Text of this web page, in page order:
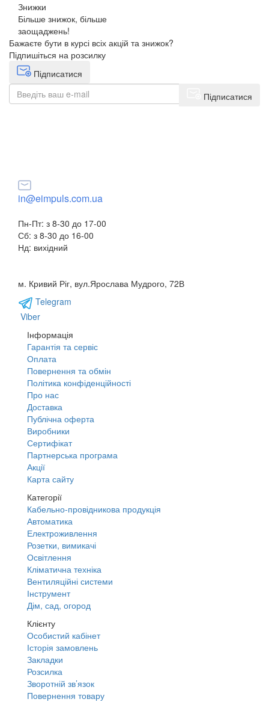
Знижки
Більше знижок, більше
заощаджень!
Бажаєте бути в курсі всіх акцій та знижок?
Підпишіться на розсилку
Підписатися
Підписатися
in@eimpuls.com.ua
Пн-Пт: з 8-30 до 17-00
Сб: з 8-30 до 16-00
Нд: вихідний
м. Кривий Ріг, вул.Ярослава Мудрого, 72В
Telegram
Viber
Інформація
Гарантія та сервіс
Оплата
Повернення та обмін
Політика конфіденційності
Про нас
Доставка
Публічна оферта
Виробники
Сертифікат
Партнерська програма
Акції
Карта сайту
Категорії
Кабельно-провідникова продукція
Автоматика
Електроживлення
Розетки, вимикачі
Освітлення
Кліматична техніка
Вентиляційні системи
Інструмент
Дім, сад, огород
Клієнту
Особистий кабінет
Історія замовлень
Закладки
Розсилка
Зворотній зв’язок
Повернення товару